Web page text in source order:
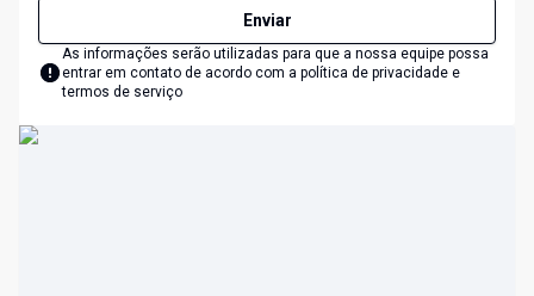
Enviar
As informações serão utilizadas para que a nossa equipe possa
entrar em contato de acordo com a política de privacidade e
termos de serviço